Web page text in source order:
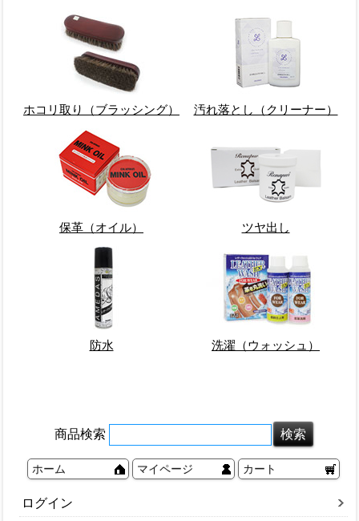
ホコリ取り（ブラッシング） 汚れ落とし（クリーナー）
保革（オイル） ツヤ出し
防水 洗濯（ウォッシュ）
商品検索
ホーム マイページ カート
ログイン